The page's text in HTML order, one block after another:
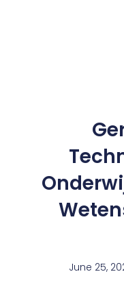
June 25,